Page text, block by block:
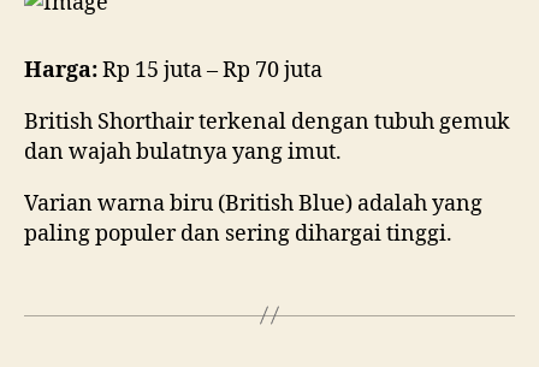
Harga:Rp 15 juta – Rp 70 juta
British Shorthair terkenal dengan tubuh gemuk
dan wajah bulatnya yang imut.
Varian warna biru (British Blue) adalah yang
paling populer dan sering dihargai tinggi.